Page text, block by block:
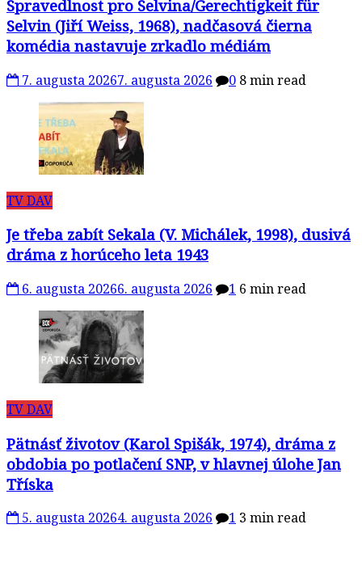
Spravedlnost pro Selvina/Gerechtigkeit für
Selvin (Jiří Weiss, 1968), nadčasová čierna
komédia nastavuje zrkadlo médiám
7. augusta 20267. augusta 2026 0 8 min read
TV DAV
Je třeba zabít Sekala (V. Michálek, 1998), dusivá
dráma z horúceho leta 1943
6. augusta 20266. augusta 2026 1 6 min read
TV DAV
Pätnásť životov (Karol Spišák, 1974), dráma z
obdobia po potlačení SNP, v hlavnej úlohe Jan
Tříska
5. augusta 20264. augusta 2026 1 3 min read